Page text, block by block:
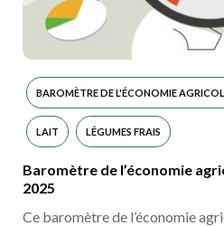
BAROMÈTRE DE L'ÉCONOMIE
LAIT LÉGUMES FRAIS
Baromètre de l’économie
2025
Ce baromètre de l’économie